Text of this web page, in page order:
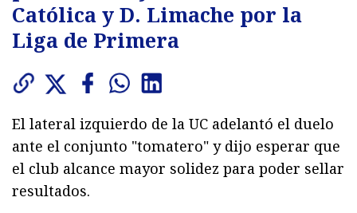
Católica y D. Limache por la
Liga de Primera
El lateral izquierdo de la UC adelantó el duelo
ante el conjunto "tomatero" y dijo esperar que
el club alcance mayor solidez para poder sellar
resultados.